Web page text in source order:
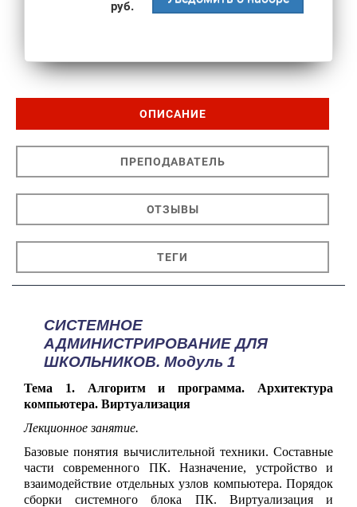
руб.
ОПИСАНИЕ
ПРЕПОДАВАТЕЛЬ
ОТЗЫВЫ
ТЕГИ
СИСТЕМНОЕ
АДМИНИСТРИРОВАНИЕ ДЛЯ
ШКОЛЬНИКОВ. Модуль 1
Тема 1. Алгоритм и программа. Архитектура
компьютера. Виртуализация
Лекционное занятие.
Базовые понятия вычислительной техники. Составные
части современного ПК.Назначение, устройство и
взаимодействие отдельных узлов компьютера. Порядок
сборки системного блока ПК. Виртуализация и